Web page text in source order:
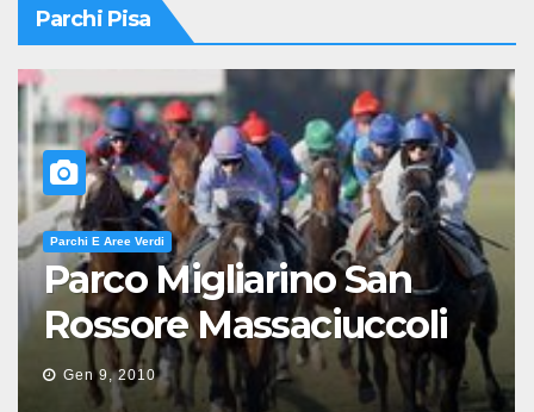
Parchi Pisa
Parchi E Aree Verdi
Parco Migliarino San
Rossore Massaciuccoli
Gen 9, 2010